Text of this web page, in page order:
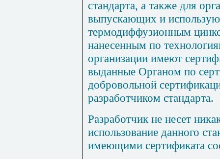
стандарта, а также для
выпускающих и
термодиффузионным
нанесенным по
организации имеют
выданные Органом по
добровольной
разработчиком стандарта.
Разработчик не несет
использование данного
имеющими сертификата